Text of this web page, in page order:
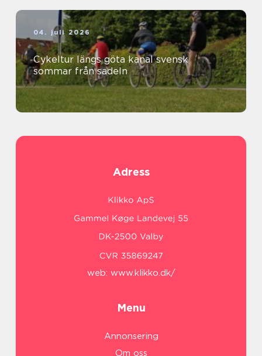
04. juli 2026
Cykeltur längs göta kanal svensk
sommar från sadeln
Adress
web: www.klikko.dk/
Menu
Annonsering
Om oss